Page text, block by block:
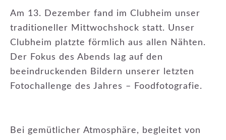
Am 13. Dezember fand im Clubheim unser
traditioneller Mittwochshock statt. Unser
Clubheim platzte förmlich aus allen Nähten.
Der Fokus des Abends lag auf den
beeindruckenden Bildern unserer letzten
Fotochallenge des Jahres – Foodfotografie.
Bei gemütlicher Atmosphäre, begleitet von